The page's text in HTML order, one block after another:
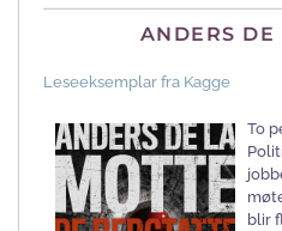
ANDERS DE
Leseeksemplar fra Kagge
To
blir